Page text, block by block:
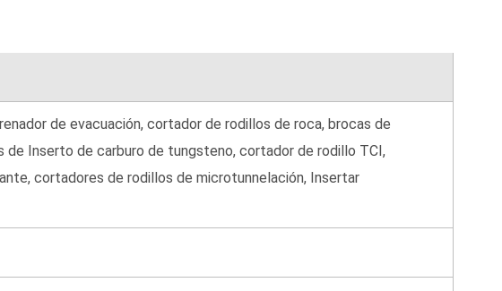
de evacuación, cortador de rodillos de roca, brocas de
de Inserto de carburo de tungsteno, cortador de rodillo TCI,
cortadores de rodillos de microtunnelación, Insertar